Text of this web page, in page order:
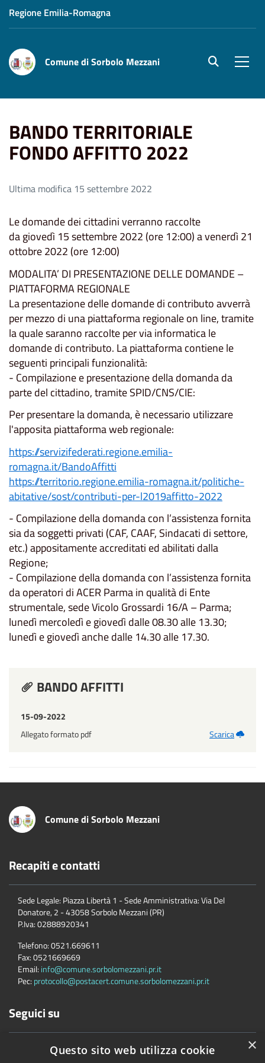
Regione Emilia-Romagna
Comune di Sorbolo Mezzani site.searc
BANDO TERRITORIALE
FONDO AFFITTO 2022
Ultima modifica 15 settembre 2022
Le domande dei cittadini verranno raccolte
da giovedì 15 settembre 2022 (ore 12:00) a venerdì 21
ottobre 2022 (ore 12:00)
MODALITA’ DI PRESENTAZIONE DELLE DOMANDE –
PIATTAFORMA REGIONALE
La presentazione delle domande di contributo avverrà
per mezzo di una piattaforma regionale on line, tramite
la quale saranno raccolte per via informatica le
domande di contributo. La piattaforma contiene le
seguenti principali funzionalità:
- Compilazione e presentazione della domanda da
parte del cittadino, tramite SPID/CNS/CIE:
Per presentare la domanda, è necessario utilizzare
l'apposita piattaforma web regionale:
https://servizifederati.regione.emilia-
romagna.it/BandoAffitti
https://territorio.regione.emilia-romagna.it/politiche-
abitative/sost/contributi-per-l2019affitto-2022
- Compilazione della domanda con l’assistenza fornita
sia da soggetti privati (CAF, CAAF, Sindacati di settore,
etc.) appositamente accreditati ed abilitati dalla
Regione;
- Compilazione della domanda con l’assistenza fornita
da operatori di ACER Parma in qualità di Ente
strumentale, sede Vicolo Grossardi 16/A – Parma;
lunedì mercoledì e giovedì dalle 08.30 alle 13.30;
lunedì e giovedì anche dalle 14.30 alle 17.30.
BANDO AFFITTI
15-09-2022
Allegato formato pdf
Scarica
Comune di Sorbolo Mezzani
Recapiti e contatti
Sede Legale: Piazza Libertà 1 - Sede Amministrativa: Via Del
Donatore, 2 - 43058 Sorbolo Mezzani (PR)
P.Iva:02888920341
Telefono:0521.669611
Fax:0521669669
Email: info@comune.sorbolomezzani.pr.it
Pec: protocollo@postacert.comune.sorbolomezzani.pr.it
Seguici su
×
Questo sito web utilizza cookie